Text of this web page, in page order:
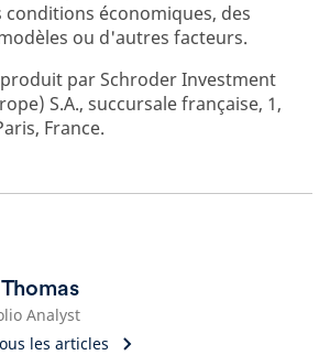
économiques, des
ou d'autres facteurs.
par Schroder Investment
S.A., succursale française, 1,
France.
Analyst
les articles